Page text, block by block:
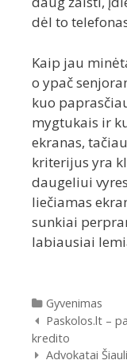
dėl to
Kaip jau
o ypač
kuo
mygtukais ir
ekranas,
kriterijus yra
daugeliui
liečiamas
sunkiai
labiausiai
Kategorijos
Gyvenimas
Įrašų
navigacija
Paskolos.lt –
kredito
Advokatai